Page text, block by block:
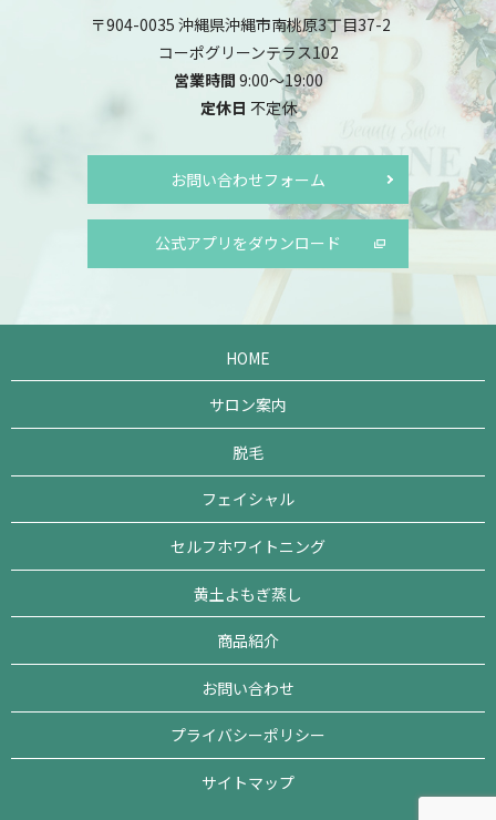
〒904-0035 沖縄県沖縄市南桃原3丁目37-2
コーポグリーンテラス102
営業時間 9:00～19:00
定休日 不定休
お問い合わせフォーム
公式アプリをダウンロード
HOME
サロン案内
脱毛
フェイシャル
セルフホワイトニング
黄土よもぎ蒸し
商品紹介
お問い合わせ
プライバシーポリシー
サイトマップ